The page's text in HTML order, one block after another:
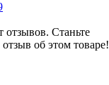
отзывов. Станьте
об этом товаре!